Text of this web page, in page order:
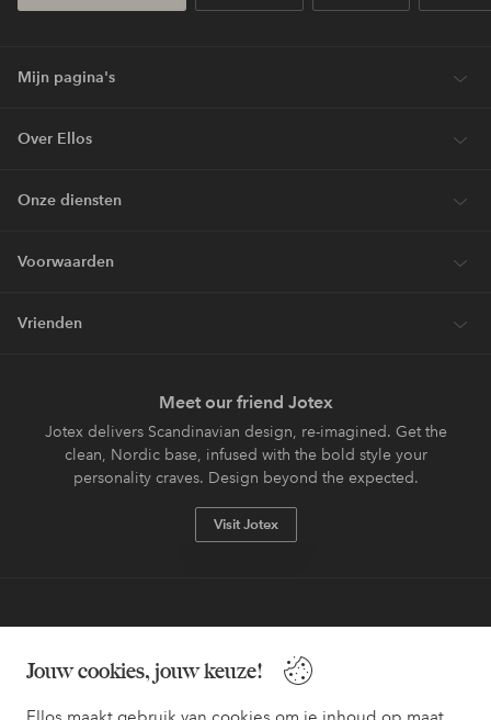
Jouw cookies, jouw keuze!
Mijn pagina's
Over Ellos
Onze diensten
Voorwaarden
Vrienden
Meet our friend Jotex
Jotex delivers Scandinavian design, re-imagined. Get the
clean, Nordic base, infused with the bold style your
personality craves. Design beyond the expected.
Visit Jotex
Wil je meer weten over
onze betaalopties